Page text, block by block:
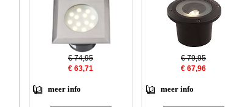
€ 74,95
€ 63,71
meer info
€ 79,95
€ 67,96
meer info